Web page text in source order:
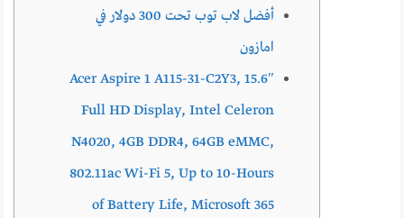
أفضل لاب توب تحت 300 دولار في
امازون
Acer Aspire 1 A115-31-C2Y3, 15.6″
Full HD Display, Intel Celeron
N4020, 4GB DDR4, 64GB eMMC,
802.11ac Wi-Fi 5, Up to 10-Hours
of Battery Life, Microsoft 365